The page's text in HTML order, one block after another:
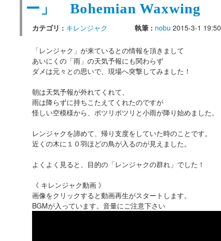
ー」 Bohemian Waxwing
カテゴリ : キレンジャク 執筆 : nobu 2015-3-1 19:50
「レンジャク」が来ているとの情報を頂きまして
あいにくの「雨」の天気予報にも関わらず
ダメは元々との思いで、現場へ突撃してみました！
朝は天気予報が外れてくれて、
雨は降らずに持ちこたえてくれたのですが
怪しい空模様から、ポツリポツリと小雨が降り始めました。
レンジャクを諦めて、帰り支度をしていた時のことです。
近くの木に１０羽ほどの鳥が入るのが見えました。
よくよく見ると、目的の「レンジャクの群れ」でした！
《 キレンジャク動画 》
画像をクリックすると動画再生がスタートします。
BGMが入っています。音量にご注意下さい